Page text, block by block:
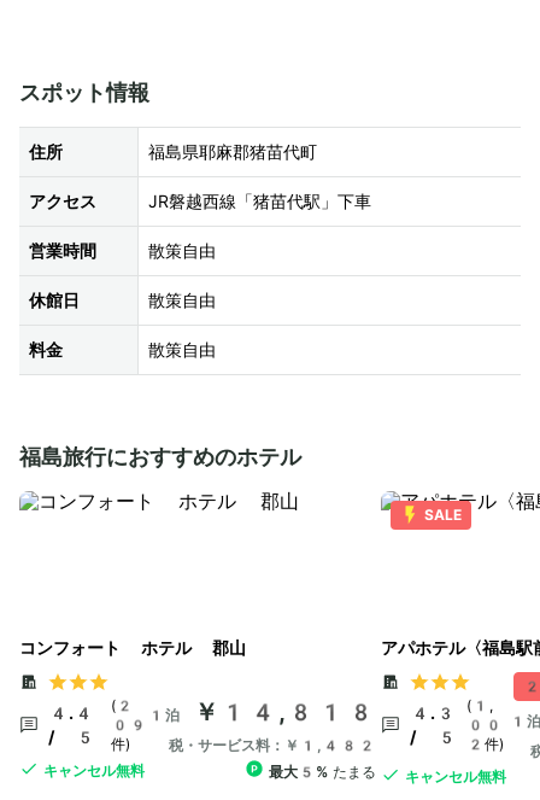
スポット情報
住所 福島県耶麻郡猪苗代町
アクセス JR磐越西線「猪苗代駅」下車
営業時間 散策自由
休館日 散策自由
料金 散策自由
福島旅行におすすめのホテル
コンフォート ホテル 郡山
4.4
/ 5
(2
09
件)
キャンセル無料
1泊 ￥14,818
税・サービス料：￥1,482
最大5% たまる
SALE
アパホテル〈福島駅
4.3
/ 5
(1,
00
2件)
キャンセル無料
1泊